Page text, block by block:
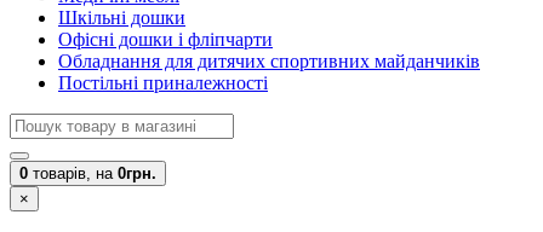
Шкільні дошки
Офісні дошки і фліпчарти
Обладнання для дитячих спортивних майданчиків
Постільні приналежності
0 товарів, на 0грн.
×